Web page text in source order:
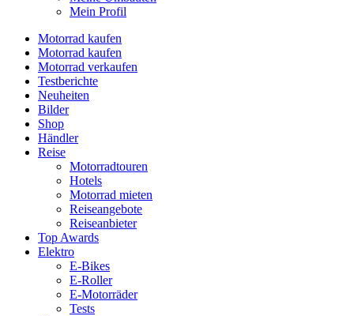
Mein Profil
Motorrad kaufen
Motorrad kaufen
Motorrad verkaufen
Testberichte
Neuheiten
Bilder
Shop
Händler
Reise
Motorradtouren
Hotels
Motorrad mieten
Reiseangebote
Reiseanbieter
Top Awards
Elektro
E-Bikes
E-Roller
E-Motorräder
Tests